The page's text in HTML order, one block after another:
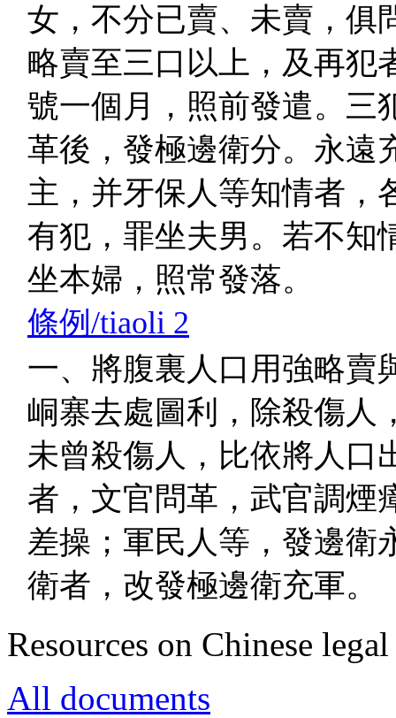
女，不分已賣、未賣，俱
略賣至三口以上，及再犯
號一個月，照前發遣。三
革後，發極邊衛分。永遠
主，并牙保人等知情者，
有犯，罪坐夫男。若不知
坐本婦，照常發落。
條例/tiaoli 2
一、將腹裏人口用強略賣
峒寨去處圖利，除殺傷人
未曾殺傷人，比依將人口
者，文官問革，武官調煙
差操；軍民人等，發邊衛
衛者，改發極邊衛充軍。
Resources on Chinese
All documents